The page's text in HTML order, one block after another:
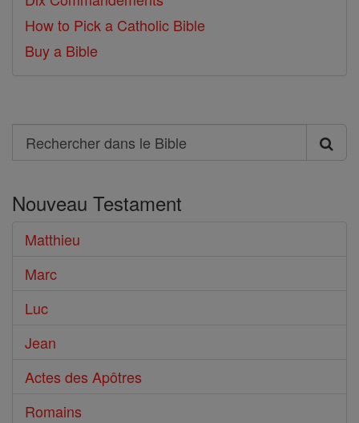
How to Pick a Catholic Bible
Buy a Bible
Search
Rechercher
le
Bible
Nouveau Testament
Matthieu
Marc
Luc
Jean
Actes des Apôtres
Romains